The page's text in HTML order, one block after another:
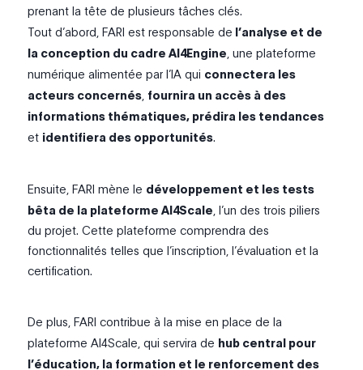
prenant la tête de plusieurs tâches clés.
Tout d’abord, FARI est responsable de l’analyse et de
la conception du cadre AI4Engine, une plateforme
numérique alimentée par l’IA qui connectera les
acteurs concernés, fournira un accès à des
informations thématiques, prédira les tendances
et identifiera des opportunités.
Ensuite, FARI mène le développement et les tests
bêta de la plateforme AI4Scale, l’un des trois piliers
du projet. Cette plateforme comprendra des
fonctionnalités telles que l’inscription, l’évaluation et la
certification.
De plus, FARI contribue à la mise en place de la
plateforme AI4Scale, qui servira de hub central pour
l’éducation, la formation et le renforcement des